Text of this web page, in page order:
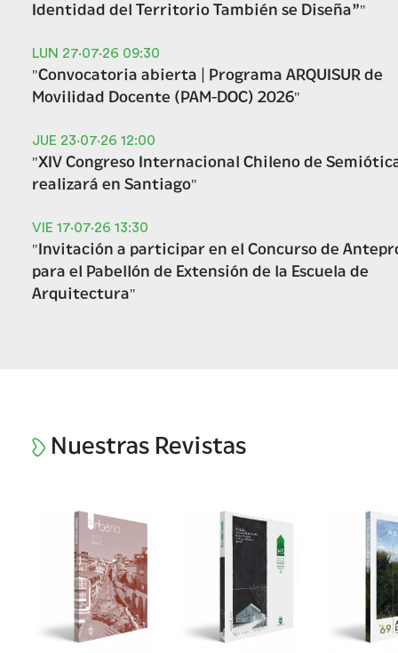
Identidad del Territorio También se Diseña”"
LUN 27·07·26 09:30
"Convocatoria abierta | Programa ARQUISUR de
Movilidad Docente (PAM-DOC) 2026"
JUE 23·07·26 12:00
"XIV Congreso Internacional Chileno de
realizará en Santiago"
VIE 17·07·26 13:30
"Invitación a participar en el Concurso de
para el Pabellón de Extensión de la Escuela de
Arquitectura"
Nuestras Revistas